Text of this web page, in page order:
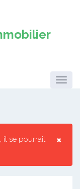
×
, il se pourrait